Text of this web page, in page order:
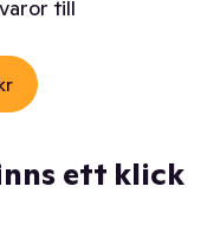
till
ett klick